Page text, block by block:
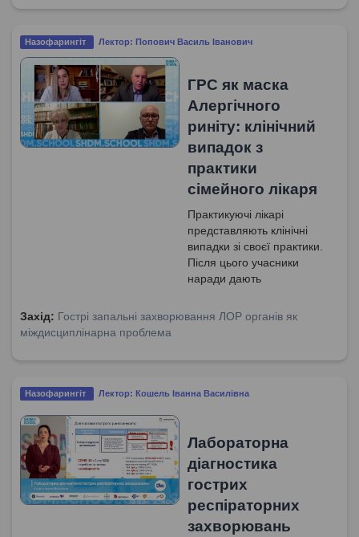
Назофарингіт Лектор: Попович Василь Іванович
ГРС як маска
Алергічного
риніту: клінічний
випадок з
практики
сімейного лікаря
Практикуючі лікарі
представляють клінічні
випадки зі своєї практики.
Після цього учасники
наради дають
предсталеного анамнезу,
результатів проведених
терапії.
Захід: Гострі запальні захворювання ЛОР органів як
міждисциплінарна проблема
Назофарингіт Лектор: Кошель Іванна Василівна
Лабораторна
діагностика
гострих
респіраторних
захворювань